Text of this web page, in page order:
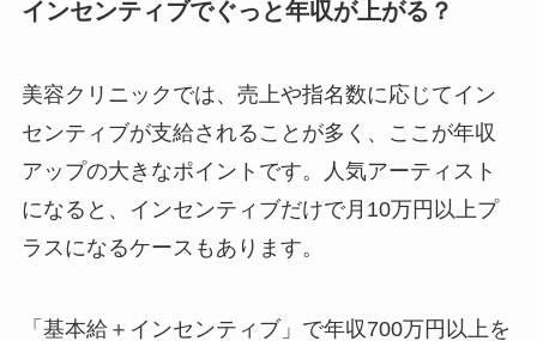
インセンティブでぐっと年収が上がる？
美容クリニックでは、売上や指名数に応じてイン
センティブが支給されることが多く、ここが年収
アップの大きなポイントです。人気アーティスト
になると、インセンティブだけで月10万円以上プ
ラスになるケースもあります。
「基本給＋インセンティブ」で年収700万円以上を